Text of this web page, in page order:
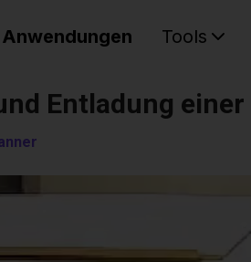
Anwendungen Tools
Entladung